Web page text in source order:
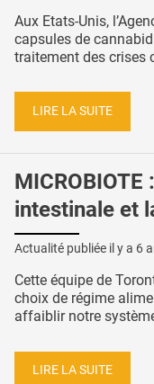
Aux Etats-Unis,
capsules de
traitement des crises
LIRE LA SUITE
intestinale et
Actualité publiée il y a 6
Cette équipe de
choix de régime
affaiblir notre
LIRE LA SUITE